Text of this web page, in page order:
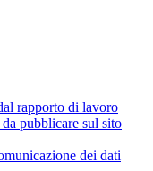
rapporto di lavoro
pubblicare sul sito
dei dati